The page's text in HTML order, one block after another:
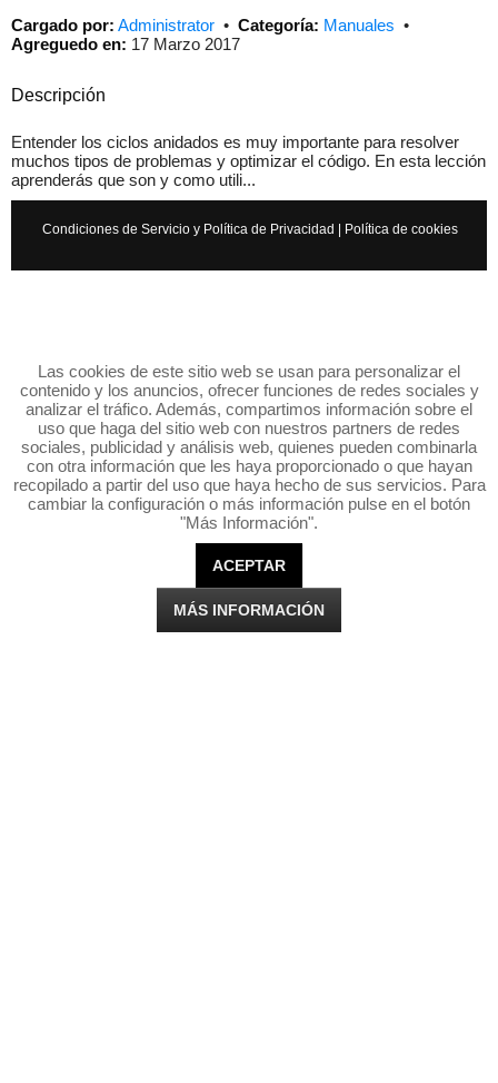
Cargado por: Administrator • Categoría: Manuales •
Agreguedo en: 17 Marzo 2017
Descripción
Entender los ciclos anidados es muy importante para resolver
muchos tipos de problemas y optimizar el código. En esta lección
aprenderás que son y como utili...
Condiciones de Servicio y Política de Privacidad | Política de cookies
Las cookies de este sitio web se usan para personalizar el
contenido y los anuncios, ofrecer funciones de redes sociales y
analizar el tráfico. Además, compartimos información sobre el
uso que haga del sitio web con nuestros partners de redes
sociales, publicidad y análisis web, quienes pueden combinarla
con otra información que les haya proporcionado o que hayan
recopilado a partir del uso que haya hecho de sus servicios. Para
cambiar la configuración o más información pulse en el botón
"Más Información".
ACEPTAR
MÁS INFORMACIÓN